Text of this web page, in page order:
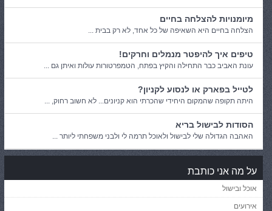
מיומנויות להצלחה בחיים
הצלחה בחיים היא השאיפה של כל אחד, לא רק בבית ...
טיפים איך להיפטר מנמלים וחרקים!
עונת האביב כבר התחילה והקיץ בפתח, הטמפרטורות עולות ואיתן גם ...
לטייל בפארק או לנסוע לקניון?
היתה תקופה שהמקום היחידי שהכרתי הוא קניונים... לא חשוב רחוק, ...
הסודות לבישול בריא
האהבה הגדולה שלי לבישול ולאוכל תרמה לי ולבני משפחתי ליותר ...
על מה אני כותבת
אוכל ובישול
אירועים